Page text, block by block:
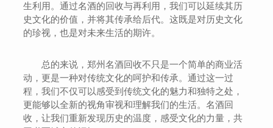
生利用。通过名酒的回收与再利用，我们可以延续其历
史文化的价值，并将其传承给后代。这既是对历史文化
的珍视，也是对未来生活的期许。
总的来说，郑州名酒回收不只是一个简单的商业活
动，更是一种对传统文化的呵护和传承。通过这一过
程，我们不仅可以感受到传统文化的魅力和独特之处，
更能够以全新的视角审视和理解我们的生活。名酒回
收，让我们重新发现历史的温度，感受文化的力量，共